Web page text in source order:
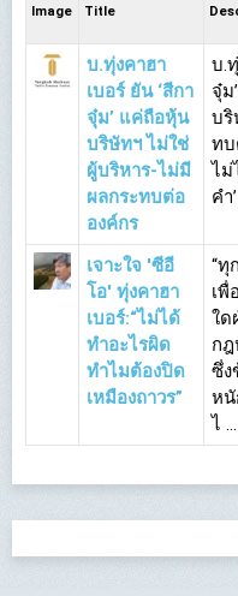
Image Title
บ.ทุ่งคาฮา
เบอร์ ยัน ‘สีกา
จุ๋ม’ แค่ถือหุ้น
บริษัทฯ ไม่ใช่
ผู้บริหาร-ไม่มี
ผลกระทบต่อ
องค์กร
บ.
จุ๋ม
บริ
ทบ
ไม่
คำ
เจาะใจ 'ซีอี
โอ' ทุ่งคาฮา
เบอร์:“ไม่ได้
ทำอะไรผิด
ทำไมต้องปิด
เหมืองถาวร”
“ทุ
เพื่
ใด
กฎ
ซึ่ง
หนั
ไ ...